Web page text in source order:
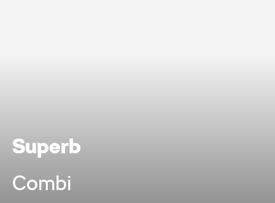
Superb
Combi